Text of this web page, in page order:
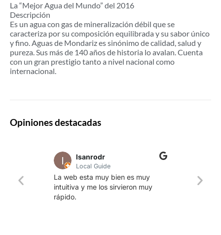
La “Mejor Agua del Mundo” del 2016
Descripción
Es un agua con gas de mineralización débil que se
caracteriza por su composición equilibrada y su sabor único
y fino. Aguas de Mondariz es sinónimo de calidad, salud y
pureza. Sus más de 140 años de historia lo avalan. Cuenta
con un gran prestigio tanto a nivel nacional como
internacional.
Opiniones destacadas
lsanrodr
Local Guide
La web esta muy bien es muy
intuitiva y me los sirvieron muy
rápido.